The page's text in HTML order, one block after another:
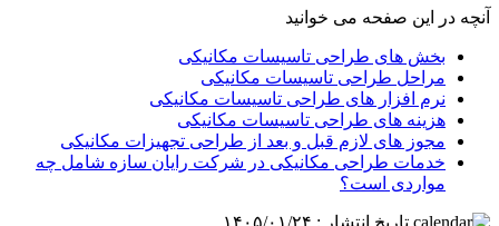
آنچه در این صفحه می خوانید
بخش های طراحی تاسیسات مکانیکی
مراحل طراحی تاسیسات مکانیکی
نرم افزار های طراحی تاسیسات مکانیکی
هزینه های طراحی تاسیسات مکانیکی
مجوز های لازم قبل و بعد از طراحی تجهیزات مکانیکی
خدمات طراحی مکانیکی در شرکت رایان سازه شامل چه
مواردی است؟
تاریخ انتشار : ۱۴۰۵/۰۱/۲۴